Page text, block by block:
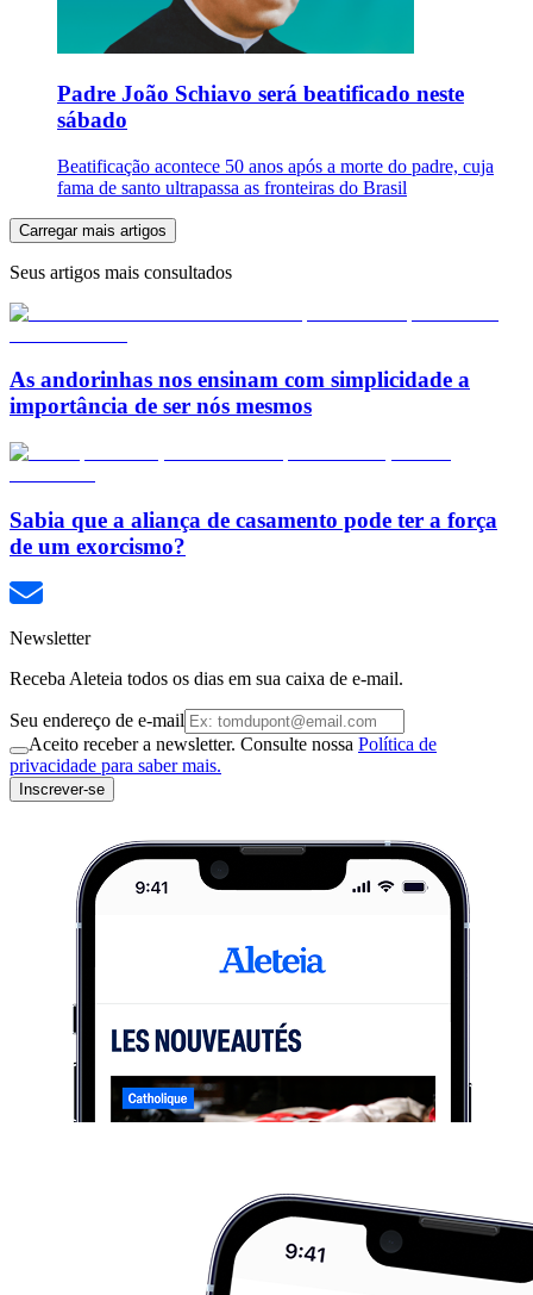
Padre João Schiavo será beatificado neste
sábado
Beatificação acontece 50 anos após a morte do padre, cuja
fama de santo ultrapassa as fronteiras do Brasil
Carregar mais artigos
Seus artigos mais consultados
As andorinhas nos ensinam com simplicidade a
importância de ser nós mesmos
Sabia que a aliança de casamento pode ter a força
de um exorcismo?
Newsletter
Receba Aleteia todos os dias em sua caixa de e-mail.
Seu endereço de e-mail
Aceito receber a newsletter. Consulte nossa Política de
privacidade para saber mais.
Inscrever-se